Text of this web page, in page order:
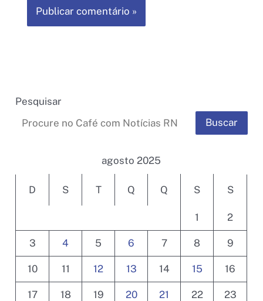
Pesquisar
Buscar
agosto 2025
D S T Q Q S S
1 2
3 4 5 6 7 8 9
10 11 12 13 14 15 16
17 18 19 20 21 22 23